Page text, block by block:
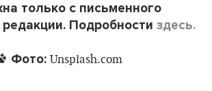
только с письменного
Подробности здесь.
Фото: Unsplash.com